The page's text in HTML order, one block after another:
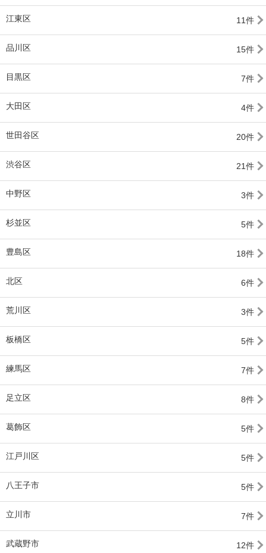
江東区 11件
品川区 15件
目黒区 7件
大田区 4件
世田谷区 20件
渋谷区 21件
中野区 3件
杉並区 5件
豊島区 18件
北区 6件
荒川区 3件
板橋区 5件
練馬区 7件
足立区 8件
葛飾区 5件
江戸川区 5件
八王子市 5件
立川市 7件
武蔵野市 12件